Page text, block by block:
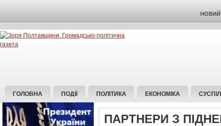
НОВИЙ
ГОЛОВНА ПОДІЇ ПОЛІТИКА ЕКОНОМІКА
ПАРТНЕРИ З